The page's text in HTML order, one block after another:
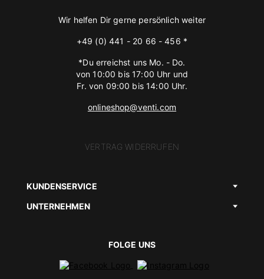
Wir helfen Dir gerne persönlich weiter
+49 (0) 441 - 20 66 - 456 *
*Du erreichst uns Mo. - Do.
von 10:00 bis 17:00 Uhr und
Fr. von 09:00 bis 14:00 Uhr.
onlineshop@venti.com
VERTRAG WIDERRUFEN
KUNDENSERVICE
UNTERNEHMEN
FOLGE UNS